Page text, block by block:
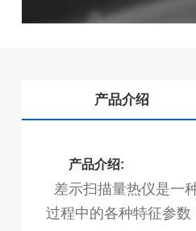
产品介绍
产品介绍:
差示扫描量热仪是一
过程中的各种特征参数